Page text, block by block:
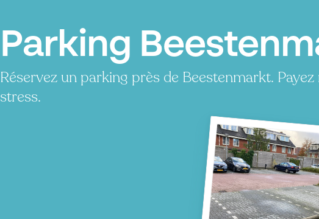
Parking
Réservez un parking près de Beestenmarkt.
stress.